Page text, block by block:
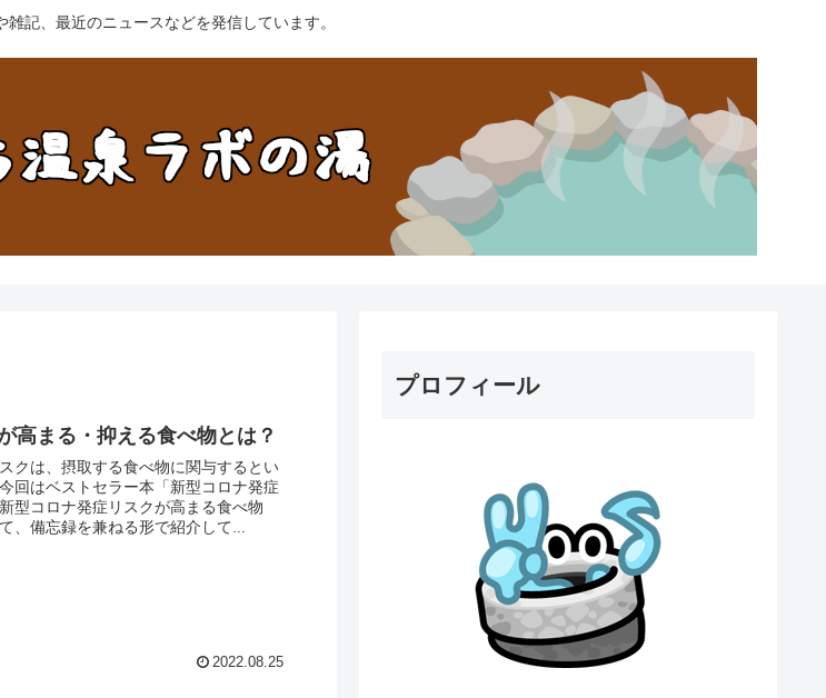
記、最近のニュースなどを発信しています。
高まる・抑える食べ物とは？
クは、摂取する食べ物に関与するとい
回はベストセラー本「新型コロナ発症
型コロナ発症リスクが高まる食べ物
、備忘録を兼ねる形で紹介して...
2022.08.25
プロフィール